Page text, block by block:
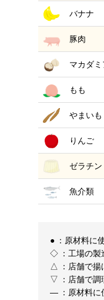
バナナ
豚肉
マカダ
もも
やまいも
りんご
ゼラチン
魚介類
● ： 原材料に
◇ ： 工場の製
△
： 店舗で揚
▽
： 店舗で調
― ： 原材料